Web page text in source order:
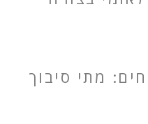
מתי סיבוך